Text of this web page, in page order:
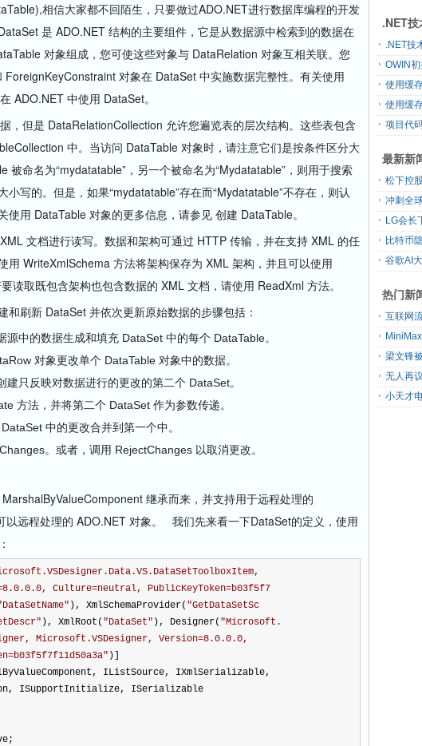
相信大家都不回陌生，只要做过ADO.NET进行数据库编程的开发
是 ADO.NET 结构的主要组件，它是从数据源中检索到的数据在
对象组成，您可使这些对象与 DataRelation 对象互相关联。您
对象在 DataSet 中实施数据完整性。有关使用
ADO.NET 中使用 DataSet。
但是 DataRelationCollection 允许您遍览表的层次结构。这些表包含
中。当访问 DataTable 对象时，请注意它们是按条件区分大
被命名为“mydatatable”，另一个被命名为“Mydatatable”，则用于搜索
写的。但是，如果“mydatatable”存在而“Mydatatable”不存在，则认
使用 DataTable 对象的更多信息，请参见 创建 DataTable。
文档进行读写。数据和架构可通过 HTTP 传输，并在支持 XML 的任
用 WriteXmlSchema 方法将架构保存为 XML 架构，并且可以使用
读取既包含架构也包含数据的 XML 文档，请使用 ReadXml 方法。
刷新 DataSet 并依次更新原始数据的步骤包括：
中的数据生成和填充 DataSet 中的每个 DataTable。
对象更改单个 DataTable 对象中的数据。
只反映对数据进行的更改的第二个 DataSet。
方法，并将第二个 DataSet 作为参数传递。
中的更改合并到第一个中。
。或者，调用 RejectChanges 以取消更改。
继承而来，并支持用于远程处理的
以远程处理的 ADO.NET 对象。 我们先来看一下DataSet的定义，使用
Culture=neutral, PublicKeyToken=b03f5f7
DataSetName" ), XmlSchemaProvider( "GetDataSetSc
" ), XmlRoot( "DataSet" ), Designer( "Microsoft.
Microsoft.VSDesigner, Version=8.0.0.0,
" )]
IListSource, IXmlSerializable,
ISupportInitialize, ISerializable
.NET
.NET技
OWIN
使用缓
使用缓
项目代
最新新
松下控
比特币
热门新
互联网
无人再